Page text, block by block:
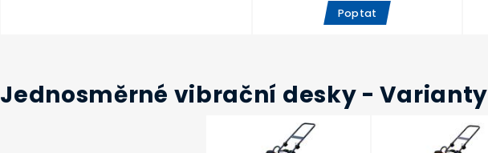
Poptat
Jednosměrné vibrační desky - Varianty